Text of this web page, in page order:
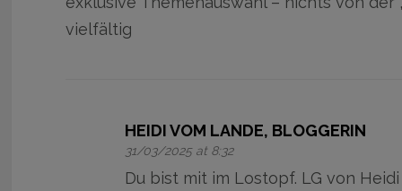
vielfältig
HEIDI VOM LANDE, BLOGGERIN
31/03/2025 at 8:32
Du bist mit im Lostopf. LG von Heidi